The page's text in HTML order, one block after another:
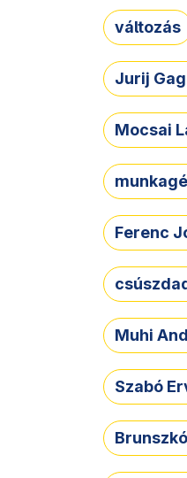
változás
Jurij
Mocsai
Ferenc
Muhi
Szabó